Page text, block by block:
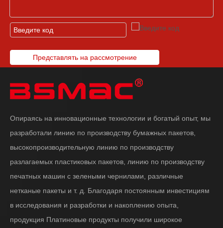
Представлять на рассмотрение
Опираясь на инновационные технологии и богатый опыт, мы
разработали линию по производству бумажных пакетов,
высокопроизводительную линию по производству
разлагаемых пластиковых пакетов, линию по производству
печатных машин с зелеными чернилами, различные
нетканые пакеты и т. д. Благодаря постоянным инвестициям
в исследования и разработки и накоплению опыта,
продукция Платиновые продукты получили широкое